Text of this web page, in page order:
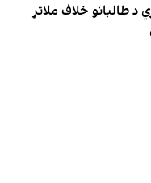
طالبانو خلاف ملاتړ